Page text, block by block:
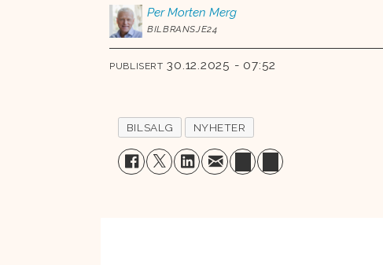
Per Morten Merg
BILBRANSJE24
PUBLISERT 30.12.2025 - 07:52
BILSALG NYHETER